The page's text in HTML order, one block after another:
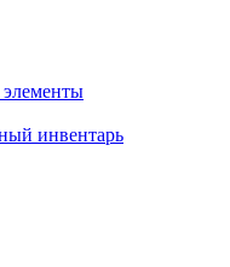
инвентарь